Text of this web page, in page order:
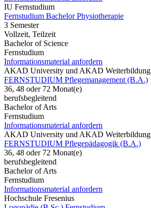
IU Fernstudium
Fernstudium Bachelor Physiotherapie
3 Semester
Vollzeit, Teilzeit
Bachelor of Science
Fernstudium
Informationsmaterial anfordern
AKAD University und AKAD Weiterbildung
FERNSTUDIUM Pflegemanagement (B.A.)
36, 48 oder 72 Monat(e)
berufsbegleitend
Bachelor of Arts
Fernstudium
Informationsmaterial anfordern
AKAD University und AKAD Weiterbildung
FERNSTUDIUM Pflegepädagogik (B.A.)
36, 48 oder 72 Monat(e)
berufsbegleitend
Bachelor of Arts
Fernstudium
Informationsmaterial anfordern
Hochschule Fresenius